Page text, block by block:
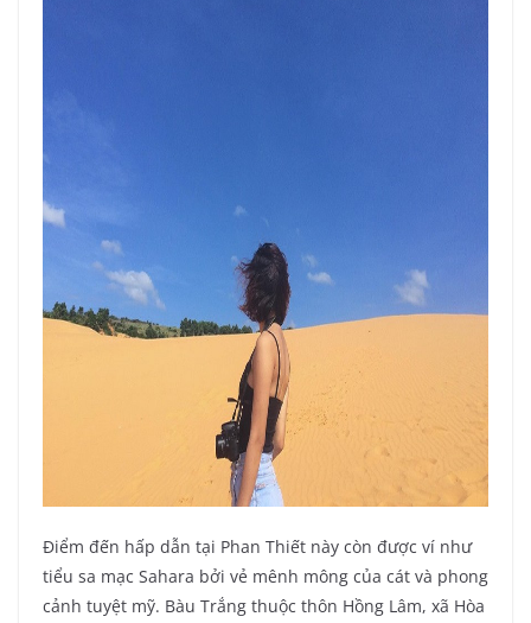
Điểm đến hấp dẫn tại Phan Thiết này còn được ví như
tiểu sa mạc Sahara bởi vẻ mênh mông của cát và phong
cảnh tuyệt mỹ. Bàu Trắng thuộc thôn Hồng Lâm, xã Hòa